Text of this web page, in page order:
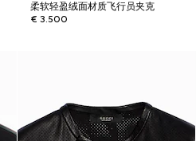
柔软轻盈绒面材质飞行员夹克
€ 3.500